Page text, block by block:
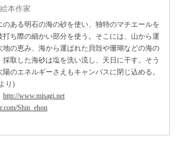
本作家
のある明石の海の砂を使い、独特のマチエールを
打ち際の細かい部分を使う。そこには、山から運
地の恵み、海から運ばれた貝殻や珊瑚などの海の
取した海砂は塩を洗い流し、天日に干す。そう
のエネルギーさえもキャンバスに閉じ込める。
り)
http://www.misagi.net
Shin_ehon